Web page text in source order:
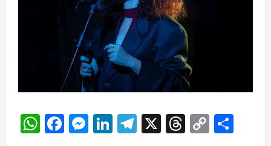
WhatsApp
Facebook
Messenger
LinkedIn
Telegram
X Threads
Copy